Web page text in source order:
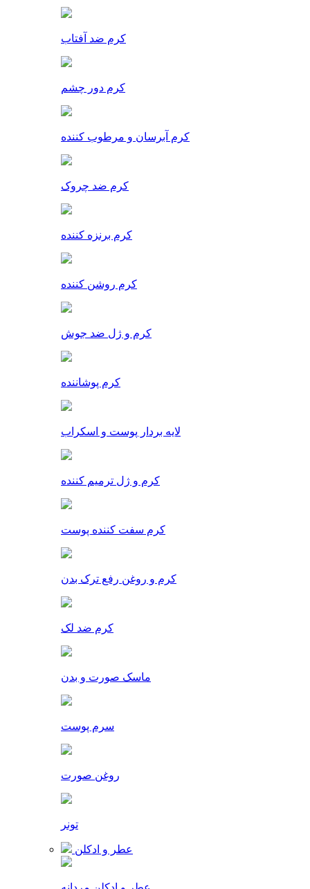
کرم ضد آفتاب
کرم دور چشم
کرم آبرسان و مرطوب کننده
کرم ضد چروک
کرم برنزه کننده
کرم روشن کننده
کرم و ژل ضد جوش
کرم پوشاننده
لایه بردار پوست و اسکراب
کرم و ژل ترمیم کننده
کرم سفت کننده پوست
کرم و روغن رفع ترک بدن
کرم ضد لک
ماسک صورت و بدن
سرم پوست
روغن صورت
تونر
عطر و ادکلن